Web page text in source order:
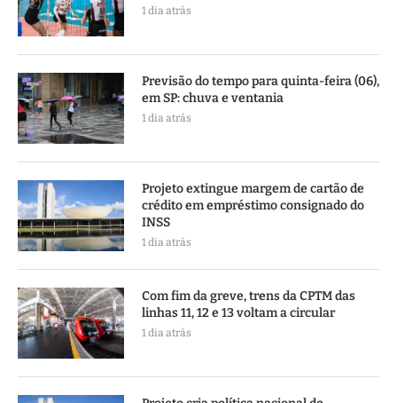
1 dia atrás
Previsão do tempo para quinta-feira (06),
em SP: chuva e ventania
1 dia atrás
Projeto extingue margem de cartão de
crédito em empréstimo consignado do
INSS
1 dia atrás
Com fim da greve, trens da CPTM das
linhas 11, 12 e 13 voltam a circular
1 dia atrás